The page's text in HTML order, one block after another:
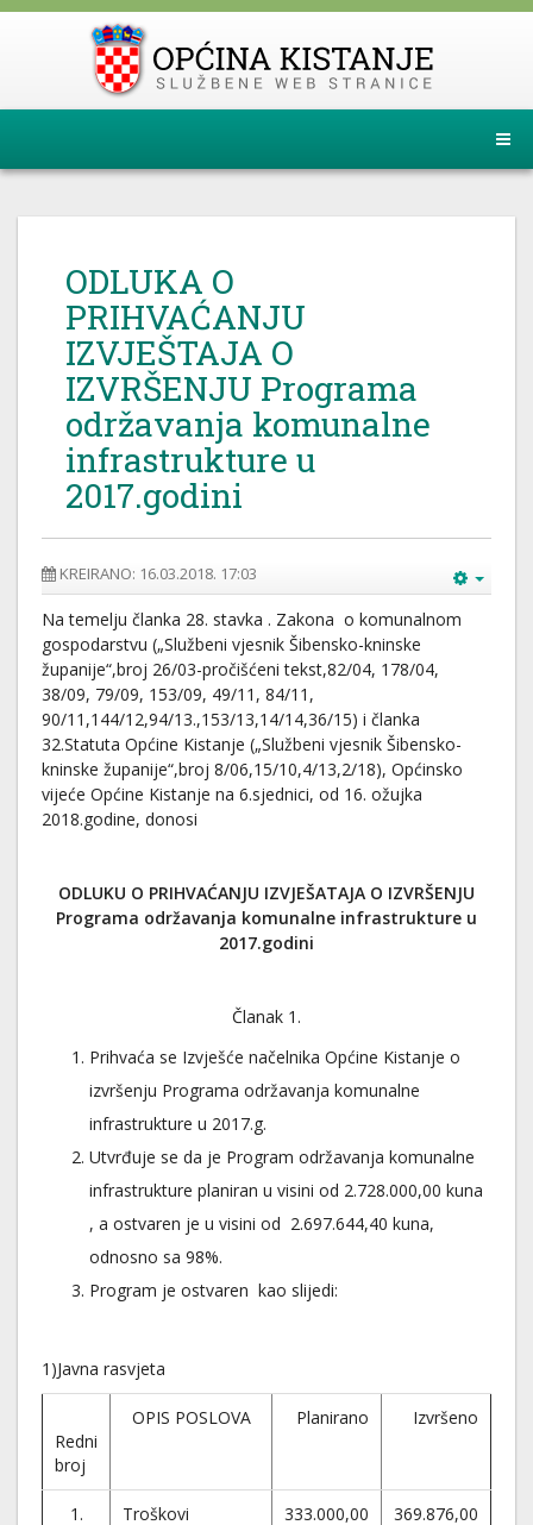
ODLUKA O
PRIHVAĆANJU
IZVJEŠTAJA O
IZVRŠENJU Programa
održavanja komunalne
infrastrukture u
2017.godini
KREIRANO: 16.03.2018. 17:03
Na temelju članka 28. stavka . Zakona o komunalnom
gospodarstvu („Službeni vjesnik Šibensko-kninske
županije“,broj 26/03-pročišćeni tekst,82/04, 178/04,
38/09, 79/09, 153/09, 49/11, 84/11,
90/11,144/12,94/13.,153/13,14/14,36/15) i članka
32.Statuta Općine Kistanje („Službeni vjesnik Šibensko-
kninske županije“,broj 8/06,15/10,4/13,2/18), Općinsko
vijeće Općine Kistanje na 6.sjednici, od 16. ožujka
2018.godine, donosi
ODLUKU O PRIHVAĆANJU IZVJEŠATAJA O IZVRŠENJU
Programa održavanja komunalne infrastrukture u
2017.godini
Članak 1.
Prihvaća se Izvješće načelnika Općine Kistanje o
izvršenju Programa održavanja komunalne
infrastrukture u 2017.g.
Utvrđuje se da je Program održavanja komunalne
infrastrukture planiran u visini od 2.728.000,00 kuna
, a ostvaren je u visini od 2.697.644,40 kuna,
odnosno sa 98%.
Program je ostvaren kao slijedi:
1)Javna rasvjeta
Redni
broj
OPIS POSLOVA Planirano Izvršeno
1.
Troškovi
333.000,00 369.876,00